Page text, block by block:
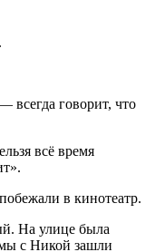
говорит, что
всё время
в кинотеатр.
На улице была
с Никой зашли